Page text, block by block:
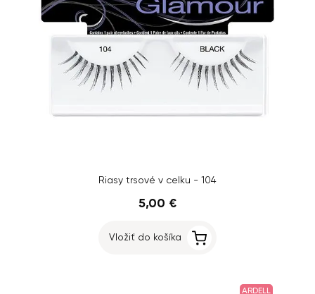
Riasy trsové v celku - 104
5,00 €
Vložiť do košíka
ARDELL